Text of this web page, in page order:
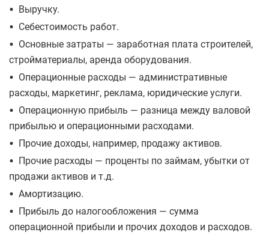
• Выручку.
• Себестоимость работ.
• Основные затраты — заработная плата строителей,
стройматериалы, аренда оборудования.
• Операционные расходы — административные
расходы, маркетинг, реклама, юридические услуги.
• Операционную прибыль — разница между валовой
прибылью и операционными расходами.
• Прочие доходы, например, продажу активов.
• Прочие расходы — проценты по займам, убытки от
продажи активов и т.д.
• Амортизацию.
• Прибыль до налогообложения — сумма
операционной прибыли и прочих доходов и расходов.